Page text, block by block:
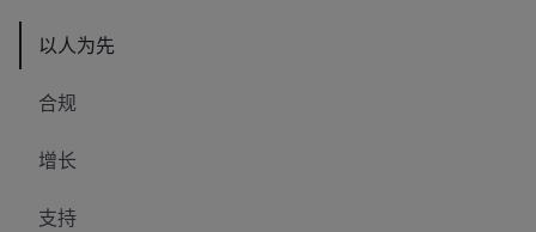
以人为先
合规
增长
支持